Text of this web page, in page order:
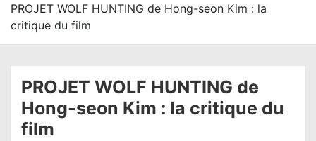
PROJET WOLF HUNTING de Hong-seon Kim : la
critique du film
PROJET WOLF HUNTING de
Hong-seon Kim : la critique du
film